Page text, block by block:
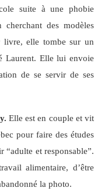
suite à une phobie
cherchant des modèles
livre, elle tombe sur un
Laurent. Elle lui envoie
de se servir de ses
Elle est en couple et vit
pour faire des études
et responsable”.
alimentaire, d’être
la photo.